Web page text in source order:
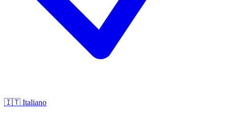
🇮🇹 Italiano